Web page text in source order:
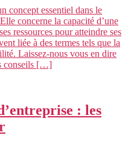
concept essentiel dans le
concerne la capacité d’une
ressources pour atteindre ses
liée à des termes tels que la
Laissez-nous vous en dire
conseils […]
: les